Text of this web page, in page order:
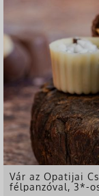
Vár az Opatijai
félpanzóval, 3*-